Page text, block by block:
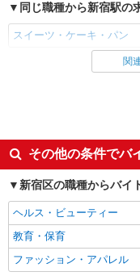
同じ職種から新宿駅の
スイーツ・ケーキ・パン
同じ雇用形態から新宿
高収入・高額
ブランクOK
フリーター歓迎
駅直結・駅チカ
ミドル（40代～）活躍中
シニア（60代～）活躍中
関
その他の条件でバ
新宿区の職種からバイ
ヘルス・ビューティー
教育・保育
ファッション・アパレル